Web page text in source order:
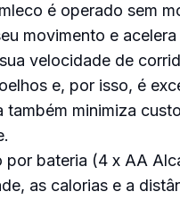
é operado sem
movimento e
velocidade de
e, por isso, é
minimiza
por bateria (4 x AA
as calorias e a